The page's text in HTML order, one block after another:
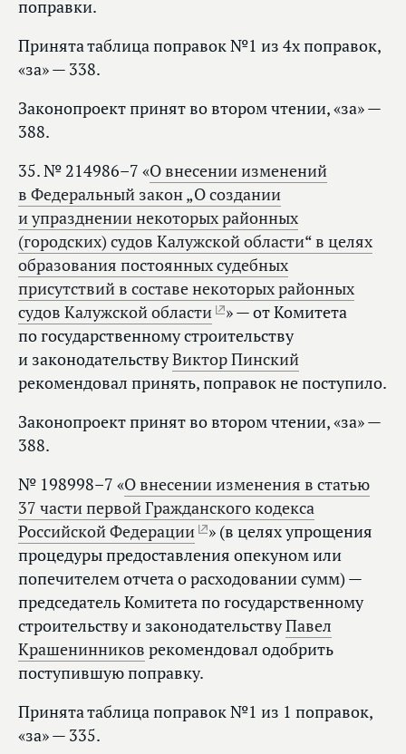
поправки.
Принята таблица поправок №1 из 4х поправок,
«за» — 338.
Законопроект принят во втором чтении, «за» —
388.
35. № 214986–7 «О внесении изменений
в Федеральный закон „О создании
и упразднении некоторых районных
(городских) судов Калужской области“ в целях
образования постоянных судебных
присутствий в составе некоторых районных
судов Калужской области
» — от Комитета
по государственному строительству
и законодательствуВиктор Пинский
рекомендовал принять, поправок не поступило.
Законопроект принят во втором чтении, «за» —
388.
№ 198998–7 «О внесении изменения в статью
37 части первой Гражданского кодекса
Российской Федерации
» (в целях упрощения
процедуры предоставления опекуном или
попечителем отчета о расходовании сумм) —
председатель Комитета по государственному
строительству и законодательствуПавел
Крашенинников рекомендовал одобрить
поступившую поправку.
Принята таблица поправок №1 из 1 поправок,
«за» — 335.